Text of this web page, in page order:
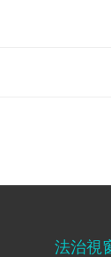
法治視